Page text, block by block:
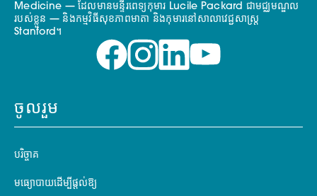
Medicine — ដែលមានមន្ទីរពេទ្យកុមារ Lucile Packard ជាមជ្ឈមណ្ឌល
របស់ខ្លួន — និងកម្មវិធីសុខភាពមាតា និងកុមារនៅសាលាវេជ្ជសាស្ត្រ
Stanford។
ចូលរួម
បរិច្ចាគ
មធ្យោបាយដើម្បីផ្តល់ឱ្យ